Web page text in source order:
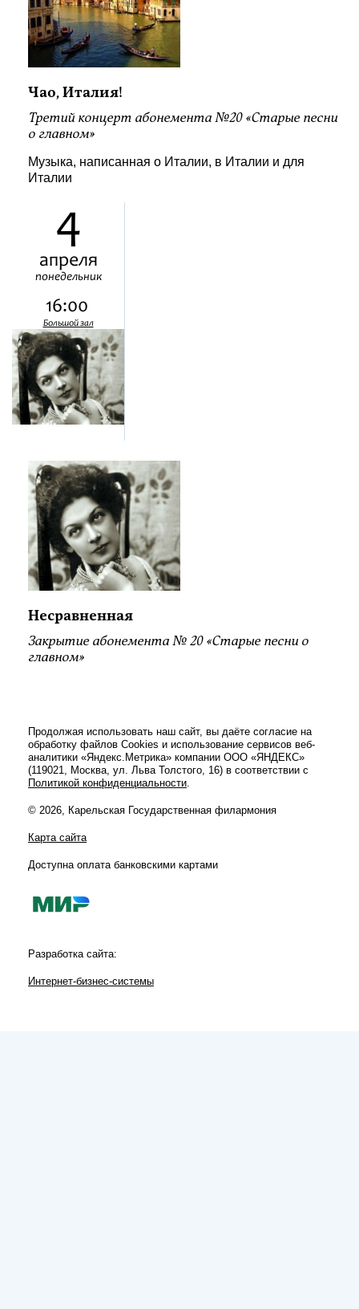
Чао, Италия!
Третий концерт абонемента №20 «Старые песни
о главном»
Музыка, написанная о Италии, в Италии и для
Италии
4
апреля
понедельник
16:00
Большой зал
Несравненная
Закрытие абонемента № 20 «Старые песни о
главном»
Продолжая использовать наш сайт, вы даёте согласие на
обработку файлов Cookies и использование сервисов веб-
аналитики «Яндекс.Метрика» компании ООО «ЯНДЕКС»
(119021, Москва, ул. Льва Толстого, 16) в соответствии с
Политикой конфиденциальности.
© 2026, Карельская Государственная филармония
Карта сайта
Доступна оплата банковскими картами
Разработка сайта:
Интернет-бизнес-системы